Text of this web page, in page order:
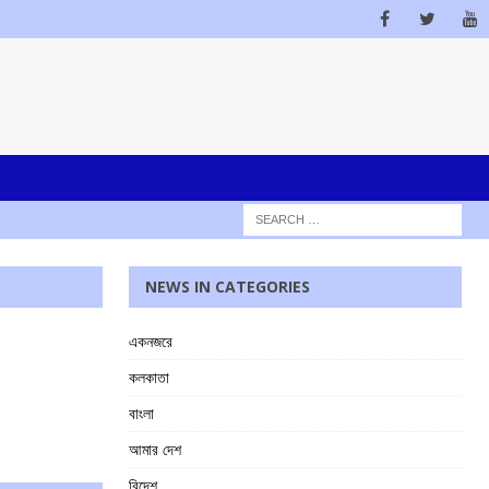
NEWS IN CATEGORIES
একনজরে
কলকাতা
বাংলা
আমার দেশ